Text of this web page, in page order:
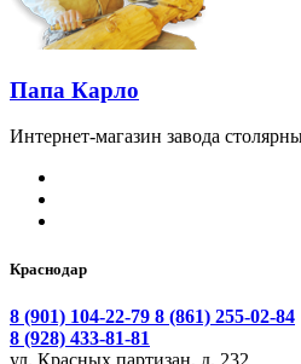
Папа Карло
Интернет-магазин завода
Краснодар
8 (901) 104-22-79 8 (861) 255-02-84
8 (928) 433-81-81
ул. Красных партизан, д. 232